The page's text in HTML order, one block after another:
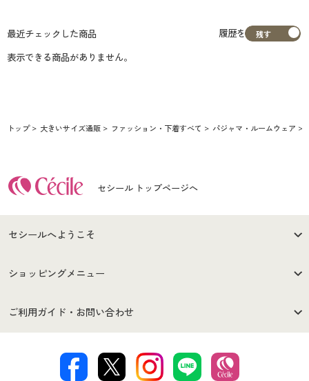
最近チェックした商品
履歴を
表示できる商品がありません。
トップ 大きいサイズ通販 ファッション・下着すべて パジャマ・ルームウェア
セシール トップページへ
セシールへようこそ
はじめての方へ
セシールご利用規約
著作権・商標について 会社案内
ショッピングメニュー
商品カテゴリ
ご利用ガイド・お問い合わせ